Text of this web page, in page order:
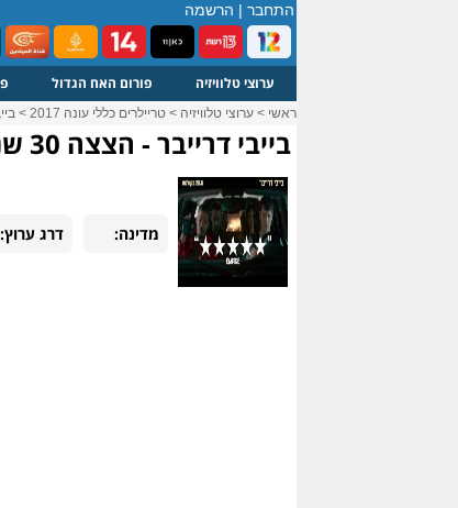
התחבר | הרשמה
ערוצי טלוויזיה פורום האח הגדול
ראשי > ערוצי טלוויזיה > טריילרים כללי עונה 2017 >
בייבי דרייבר - הצצה 30 שניות 29.6 בקולנוע
מדינה: דרג ערוץ: